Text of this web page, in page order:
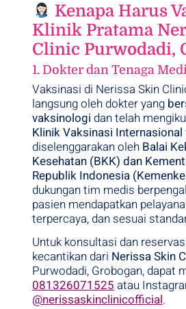
Kenapa Harus
Klinik Pratama
Clinic Purwodadi,
1. Dokter dan Tenaga
Vaksinasi di Nerissa Skin
langsung oleh dokter yang
vaksinologi dan telah
Klinik Vaksinasi Internasional
diselenggarakan oleh Balai
Kesehatan (BKK) dan
Republik Indonesia
dukungan tim medis
pasien mendapatkan
terpercaya, dan sesuai
Untuk konsultasi dan
kecantikan dari Nerissa Skin
Purwodadi, Grobogan, dapat
081326071525 atau
@nerissaskinclinicofficial.